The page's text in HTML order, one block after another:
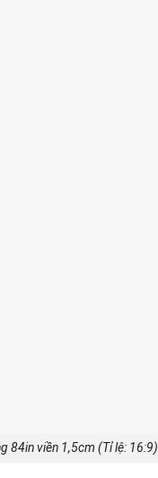
84in viền 1,5cm (Tỉ lệ: 16:9)